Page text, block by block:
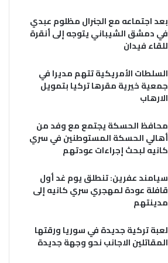
بعد اجتماعه مع الجنرال مظلوم عبدي
في دمشق الشيباني يتوجه إلى أنقرة
للقاء فيدان
السلطات الأمريكية تتهم مديرا في
جمعية خيرية مقرها تركيا بتمويل
الارهاب
محافظ الحسكة يجتمع مع وفد من
أهالي الحسكة المستوطنين في سري
كانيه لبحث إجراءات عودتهم
سيامند عفرين: تنطلق يوم غد أول
قافلة عودة لمهجري سري كانيه إلى
مدينتهم
لعبة تركية جديدة في سوريا ورقتها
المقاتلين الاجانب نحو وجهة جديدة